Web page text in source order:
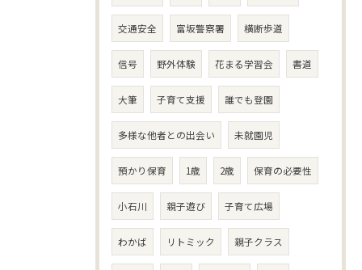
交通安全 富坂警察署 横断歩道
信号 野外体験 花まる学習会 書道
大筆 子育て支援 誰でも登園
多様な他者との出会い 未就園児
預かり保育 1歳 2歳 保育の必要性
小石川 親子遊び 子育て広場
わかば リトミック 親子クラス